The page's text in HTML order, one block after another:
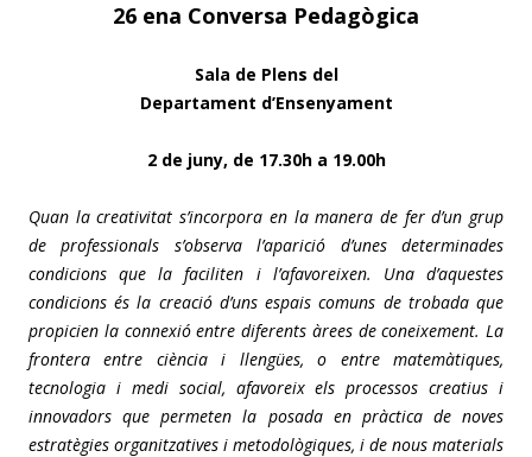
26 ena Conversa Pedagògica
Sala de Plens del
Departament d’Ensenyament
2 de juny, de 17.30h a 19.00h
Quan la creativitat s’incorpora en la manera de fer d’un grup
de professionals s’observa l’aparició d’unes determinades
condicions que la faciliten i l’afavoreixen. Una d’aquestes
condicions és la creació d’uns espais comuns de trobada que
propicien la connexió entre diferents àrees de coneixement. La
frontera entre ciència i llengües, o entre matemàtiques,
tecnologia i medi social, afavoreix els processos creatius i
innovadors que permeten la posada en pràctica de noves
estratègies organitzatives i metodològiques, i de nous materials